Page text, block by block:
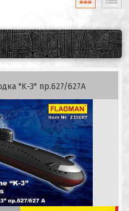
"K-3" пр.627/627А